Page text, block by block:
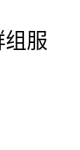
服